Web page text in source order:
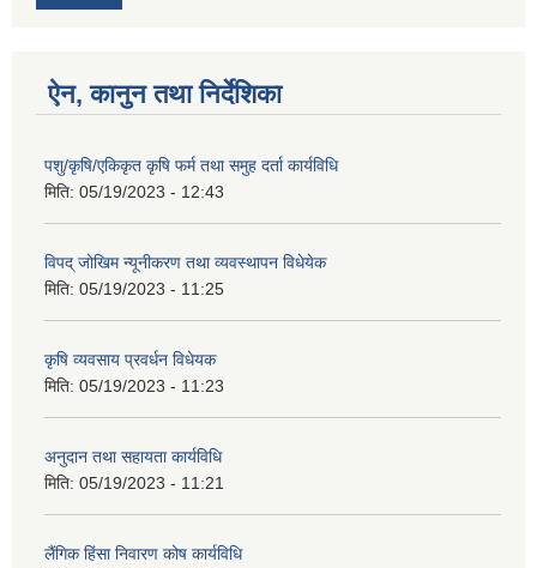
ऐन, कानुन तथा निर्देशिका
पशु/कृषि/एकिकृत कृषि फर्म तथा समुह दर्ता कार्यविधि
मिति: 05/19/2023 - 12:43
विपद् जोखिम न्यूनीकरण तथा व्यवस्थापन विधेयेक
मिति: 05/19/2023 - 11:25
कृषि व्यवसाय प्रवर्धन विधेयक
मिति: 05/19/2023 - 11:23
अनुदान तथा सहायता कार्यविधि
मिति: 05/19/2023 - 11:21
लैंगिक हिंसा निवारण कोष कार्यविधि